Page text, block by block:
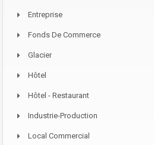
Entreprise
Fonds De Commerce
Glacier
Hôtel
Hôtel - Restaurant
Industrie-Production
Local Commercial